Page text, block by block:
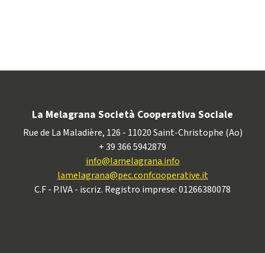
La Melagrana Società Cooperativa Sociale
Rue de La Maladière, 126 - 11020 Saint-Christophe (Ao)
+ 39 366 5942879
info@lamelagrana.info
lamelagrana@pec.confcooperative.it
C.F - P.IVA - iscriz. Registro imprese: 01266380078